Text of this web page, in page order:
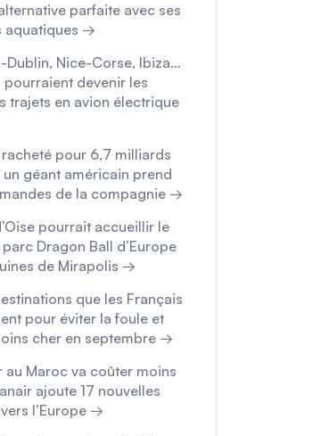
parfaite avec ses
aquatiques →
Dublin, Nice-Corse, Ibiza…
pourraient devenir les
trajets en avion électrique
pour 6,7 milliards
un géant américain prend
de la compagnie →
pourrait accueillir le
Dragon Ball d’Europe
de Mirapolis →
que les Français
pour éviter la foule et
cher en septembre →
au Maroc va coûter moins
ajoute 17 nouvelles
l’Europe →